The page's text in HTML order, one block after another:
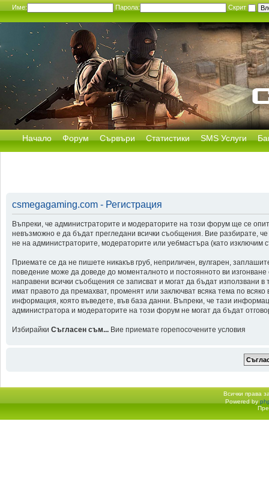
Име: Парола: Скрит
Начало Форум Сървъри Статистики SMS Услуги
csmegagaming.com - Регистрация
Въпреки, че администраторите и модераторите на този форум ще се
невъзможно е да бъдат прегледани всички съобщения. Вие разбирате,
не на администраторите, модераторите или уебмастъра (като изключим
Приемате се да не пишете никакъв груб, неприличен, вулгарен,
поведение може да доведе до моменталното и постоянното ви
направени всички съобщения се записват и могат да бъдат използвани
имат правото да премахват, променят или заключват всяка тема по
информация, която въведете, във база данни. Въпреки, че тази
администратора и модераторите на този форум не могат да бъдат
Избирайки Съгласен съм... Вие приемате горепосочените условия
Всички права
Начало форум Powered by